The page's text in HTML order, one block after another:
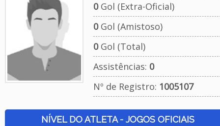
0Gol (Extra-Oficial)
0Gol (Amistoso)
0Gol (Total)
Assistências: 0
Nº de Registro: 1005107
NÍVEL DO ATLETA - JOGOS OFICIAIS